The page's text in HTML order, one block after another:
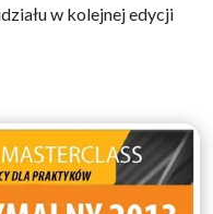
w kolejnej edycji